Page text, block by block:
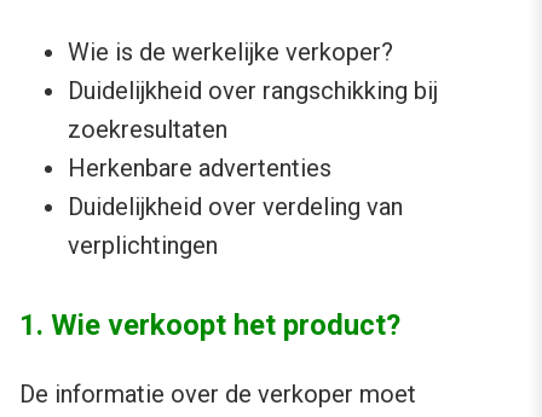
Wie is de werkelijke verkoper?
Duidelijkheid over rangschikking bij
zoekresultaten
Herkenbare advertenties
Duidelijkheid over verdeling van
verplichtingen
1. Wie verkoopt het product?
De informatie over de verkoper moet